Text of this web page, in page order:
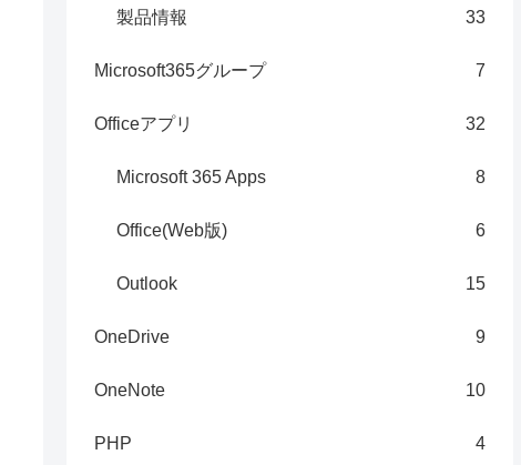
製品情報 33
Microsoft365グループ 7
Officeアプリ 32
Microsoft 365 Apps 8
Office(Web版) 6
Outlook 15
OneDrive 9
OneNote 10
PHP 4